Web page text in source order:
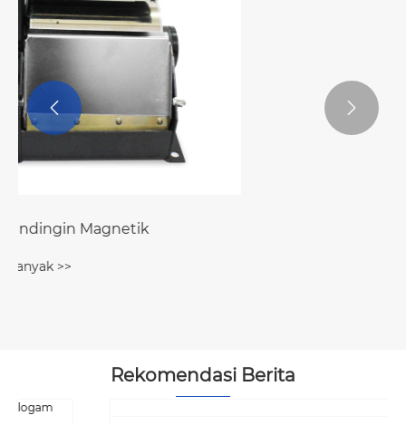
Pemisah Kotak Magnetik yang Mudah
 
Rekomendasi Berita